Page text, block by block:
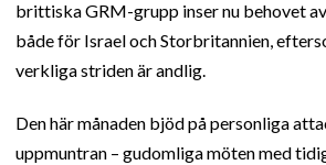
brittiska GRM-grupp inser nu behovet
både för Israel och Storbritannien,
verkliga striden är andlig.
Den här månaden bjöd på personliga
uppmuntran – gudomliga möten med